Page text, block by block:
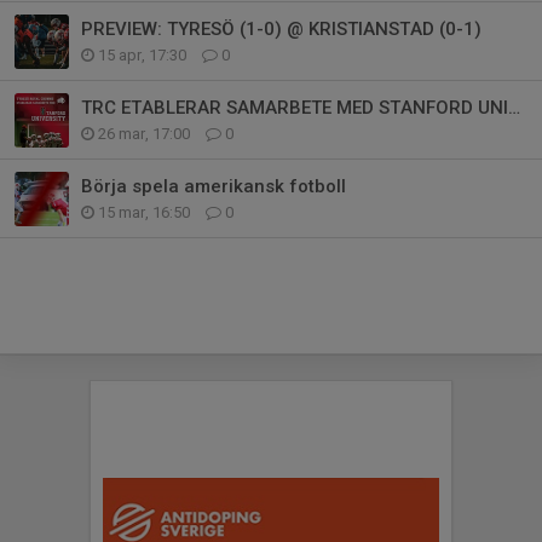
PREVIEW: TYRESÖ (1-0) @ KRISTIANSTAD (0-1)
15 apr, 17:30 0
TRC ETABLERAR SAMARBETE MED STANFORD UNIVERSITY
26 mar, 17:00 0
Börja spela amerikansk fotboll
15 mar, 16:50 0